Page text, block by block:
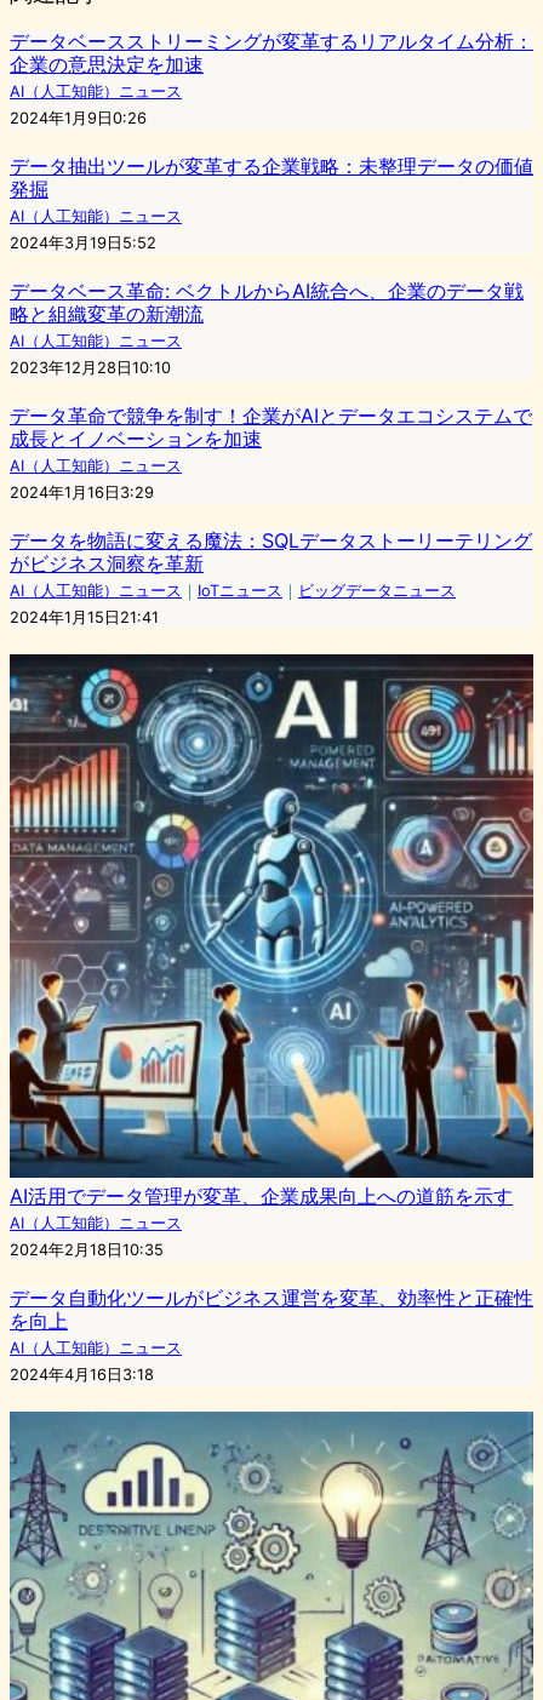
データベースストリーミングが変革するリアルタイム分析：
企業の意思決定を加速
AI（人工知能）ニュース
2024年1月9日0:26
データ抽出ツールが変革する企業戦略：未整理データの価値
発掘
AI（人工知能）ニュース
2024年3月19日5:52
データベース革命: ベクトルからAI統合へ、企業のデータ戦
略と組織変革の新潮流
AI（人工知能）ニュース
2023年12月28日10:10
データ革命で競争を制す！企業がAIとデータエコシステムで
成長とイノベーションを加速
AI（人工知能）ニュース
2024年1月16日3:29
データを物語に変える魔法：SQLデータストーリーテリング
がビジネス洞察を革新
AI（人工知能）ニュース ｜ IoTニュース ｜ ビッグデータニュース
2024年1月15日21:41
AI活用でデータ管理が変革、企業成果向上への道筋を示す
AI（人工知能）ニュース
2024年2月18日10:35
データ自動化ツールがビジネス運営を変革、効率性と正確性
を向上
AI（人工知能）ニュース
2024年4月16日3:18